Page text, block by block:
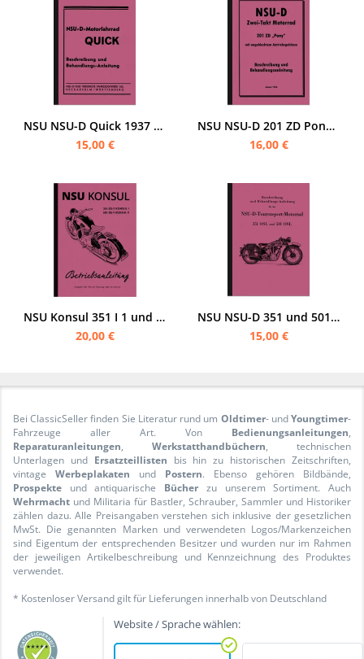
NSU NSU-D Quick 1937 Bedienungsanleitung
15,00 €
NSU NSU-D 201 ZD Pony Bedienungsanleitung Motorrad
16,00 €
NSU Konsul 351 I 1 und 501 OS-T II 2 Bedienungsanleitung
20,00 €
NSU NSU-D 351 und 501 OSL Bedienungsanleitung
15,00 €
Bei ClassicSeller finden Sie Literatur rund um Oldtimer- undYoungtimer-
Fahrzeuge aller Art. Von Bedienungsanleitungen,
Reparaturanleitungen, Werkstatthandbüchern, technischen
Unterlagen und Ersatzteillisten bis hin zu historischen Zeitschriften,
vintage Werbeplakaten und Postern. Ebenso gehören Bildbände,
Prospekte und antiquarische Bücher zu unserem Sortiment. Auch
Wehrmacht und Militaria für Bastler, Schrauber, Sammler und Historiker
zählen dazu. Alle Preisangaben verstehen sich inklusive der gesetzlichen
MwSt. Die genannten Marken und verwendeten Logos/Markenzeichen
sind Eigentum der entsprechenden Besitzer und wurden nur im Rahmen
der jeweiligen Artikelbeschreibung und Kennzeichnung des Produktes
verwendet.
* Kostenloser Versand gilt für Lieferungen innerhalb von Deutschland
Website / Sprache wählen: